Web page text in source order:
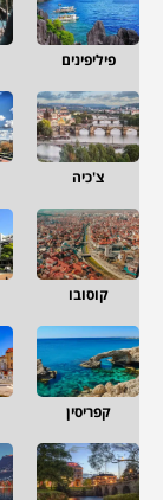
פיליפינים
צ'כיה
קוסובו
קפריסין